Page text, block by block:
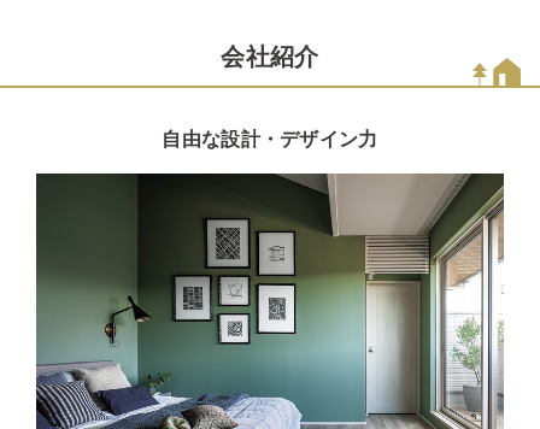
会社紹介
自由な設計・デザイン力